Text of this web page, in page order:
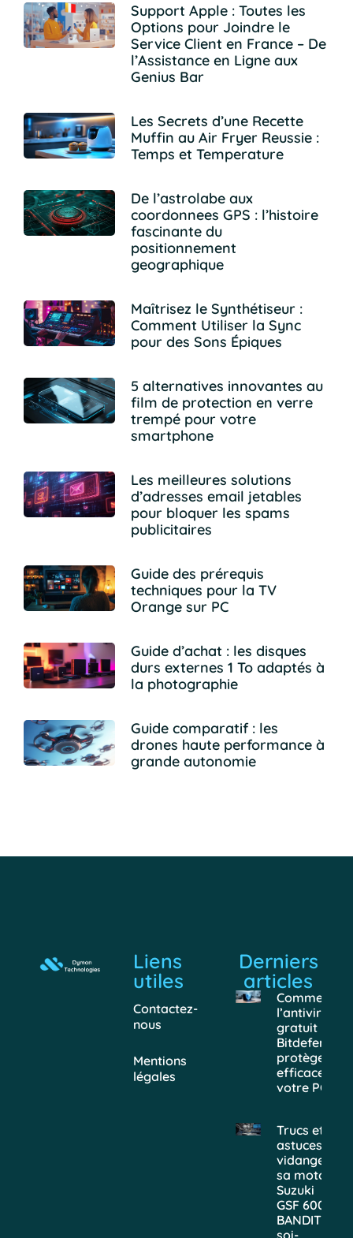
Support Apple : Toutes les
Options pour Joindre le
Service Client en France – De
l’Assistance en Ligne aux
Genius Bar
Les Secrets d’une Recette
Muffin au Air Fryer Reussie :
Temps et Temperature
De l’astrolabe aux
coordonnees GPS : l’histoire
fascinante du
positionnement
geographique
Maîtrisez le Synthétiseur :
Comment Utiliser la Sync
pour des Sons Épiques
5 alternatives innovantes au
film de protection en verre
trempé pour votre
smartphone
Les meilleures solutions
d’adresses email jetables
pour bloquer les spams
publicitaires
Guide des prérequis
techniques pour la TV
Orange sur PC
Guide d’achat : les disques
durs externes 1 To adaptés à
la photographie
Guide comparatif : les
drones haute performance à
grande autonomie
Liens
utiles
Contactez-
nous
Mentions
légales
Derniers
articles
Comment
l’antivirus
gratuit
Bitdefender
protège
votre PC
Trucs et
astuces :
vidanger
sa moto
Suzuki
GSF 600
BANDIT
soi-